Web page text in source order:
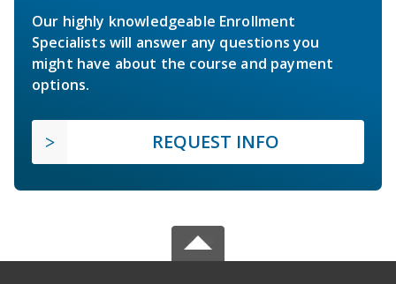
Our highly knowledgeable Enrollment
Specialists will answer any questions you
might have about the course and payment
options.
REQUEST INFO